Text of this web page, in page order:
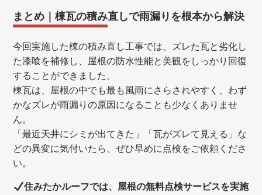
まとめ｜棟瓦の積み直しで雨漏りを根本から解決
今回実施した棟の積み直し工事では、ズレた瓦と劣化し
た漆喰を補修し、屋根の防水性能と美観をしっかり回復
することができました。
棟瓦は、屋根の中でも最も風雨にさらされやすく、わず
かなズレが雨漏りの原因になることも少なくありませ
ん。
「最近天井にシミが出てきた」「瓦がズレて見える」な
どの異変に気付いたら、ぜひ早めに点検をご依頼くださ
い。
住みたかルーフでは、屋根の無料点検サービスを実施